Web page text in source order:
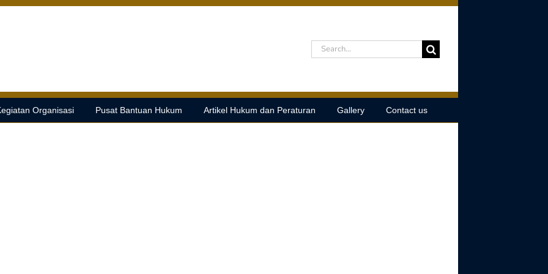
Search
Organisasi Pusat Bantuan Hukum Artikel Hukum dan Peraturan Gallery Contact us